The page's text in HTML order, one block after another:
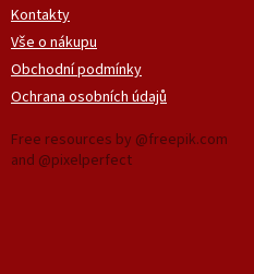
Kontakty
Vše o nákupu
Obchodní podmínky
Ochrana osobních údajů
Free resources by @freepik.com
and @pixelperfect